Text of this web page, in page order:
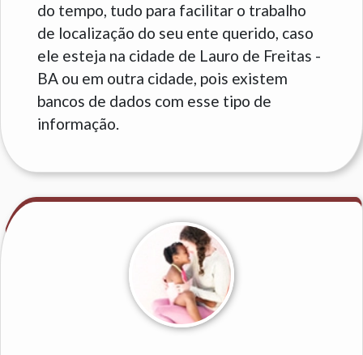
do tempo, tudo para facilitar o trabalho
de localização do seu ente querido, caso
ele esteja na cidade de Lauro de Freitas -
BA ou em outra cidade, pois existem
bancos de dados com esse tipo de
informação.